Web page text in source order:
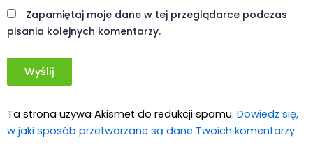
Zapamiętaj moje dane w tej przeglądarce podczas
pisania kolejnych komentarzy.
Ta strona używa Akismet do redukcji spamu. Dowiedz się,
w jaki sposób przetwarzane są dane Twoich komentarzy.